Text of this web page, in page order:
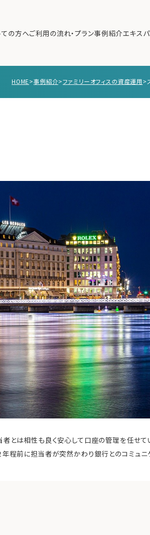
の方へご利用の流れ・プラン事例紹介エキス
HOME>事例紹介>ファミリーオフィスの資産運用>
とは相性も良く安心して口座の管理を任せて
程前に担当者が突然かわり銀行とのコミュニ